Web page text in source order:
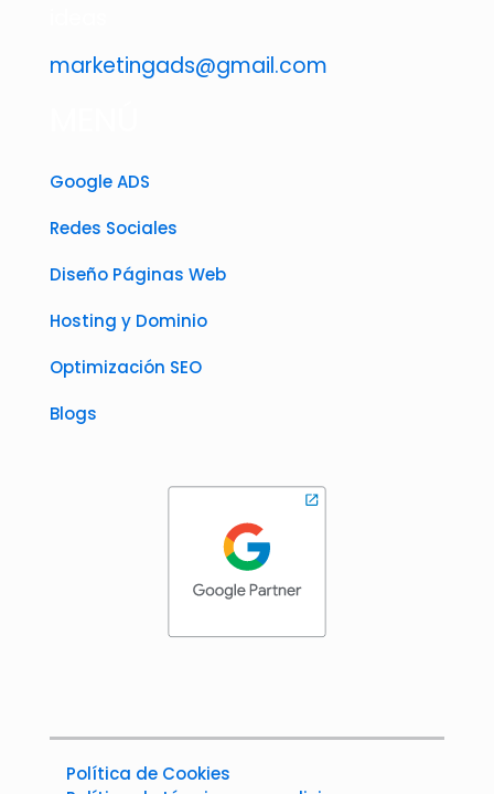
marketingads@gmail.com
Google ADS
Redes Sociales
Diseño Páginas Web
Hosting y Dominio
Optimización SEO
Blogs
Política de Cookies